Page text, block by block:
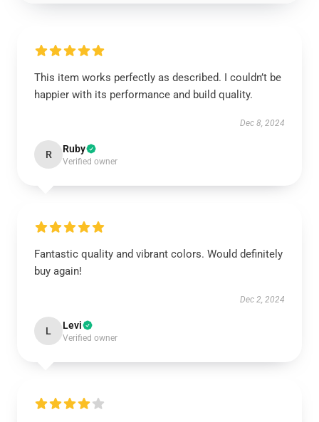
This item works perfectly as described. I couldn’t be
happier with its performance and build quality.
Dec 8, 2024
R Ruby
Verified owner
Fantastic quality and vibrant colors. Would definitely
buy again!
Dec 2, 2024
L Levi
Verified owner